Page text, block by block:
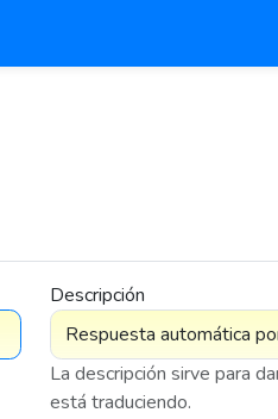
Descripción
La descripción sirve para
está traduciendo.